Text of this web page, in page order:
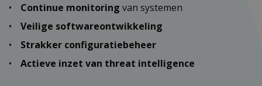
Continue monitoring van systemen
Veilige softwareontwikkeling
Strakker configuratiebeheer
Actieve inzet van threat intelligence